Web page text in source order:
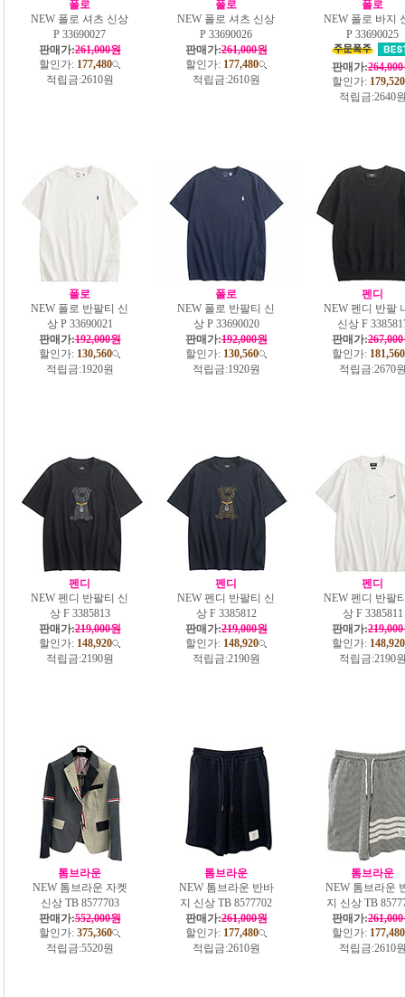
폴로
NEW 폴로 셔츠 신상
P 33690027
판매가:261,000원
할인가: 177,480
적립금:2610원
폴로
NEW 폴로 셔츠 신상
P 33690026
판매가:261,000원
할인가: 177,480
적립금:2610원
폴로
NEW 폴로 바지
P 33690025
판매가:
할인가: 179,520
적립금:2640
폴로
NEW 폴로 반팔티 신
상 P 33690021
판매가:192,000원
할인가: 130,560
적립금:1920원
폴로
NEW 폴로 반팔티 신
상 P 33690020
판매가:192,000원
할인가: 130,560
적립금:1920원
펜디
NEW 펜디 반팔
신상 F
판매가:
할인가: 181,560
적립금:2670
펜디
NEW 펜디 반팔티 신
상 F 3385813
판매가:219,000원
할인가: 148,920
적립금:2190원
펜디
NEW 펜디 반팔티 신
상 F 3385812
판매가:219,000원
할인가: 148,920
적립금:2190원
펜디
NEW 펜디 반팔
상 F 3385811
판매가:
할인가: 148,920
적립금:2190
톰브라운
NEW 톰브라운 자켓
신상 TB 8577703
판매가:552,000원
할인가: 375,360
적립금:5520원
톰브라운
NEW 톰브라운 반바
지 신상 TB 8577702
판매가:261,000원
할인가: 177,480
적립금:2610원
톰브라운
NEW 톰브라운
지 신상 TB
판매가:
할인가: 177,480
적립금:2610